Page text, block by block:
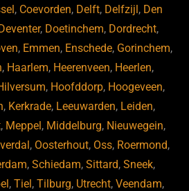
, Coevorden, Delft, Delfzijl , Den
Deventer, Doetinchem, Dordrecht,
, Emmen, Enschede, Gorinchem,
, Haarlem, Heerenveen, Heerlen,
, Hoofddorp, Hoogeveen,
, Kerkrade, Leeuwarden, Leiden,
, Meppel , Middelburg, Nieuwegein,
, Oosterhout, Oss, Roermond,
, Schiedam, Sittard, Sneek,
,Tiel ,Tilburg, Utrecht,Veendam,